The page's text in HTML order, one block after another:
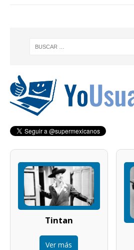
Tintan
Ver más